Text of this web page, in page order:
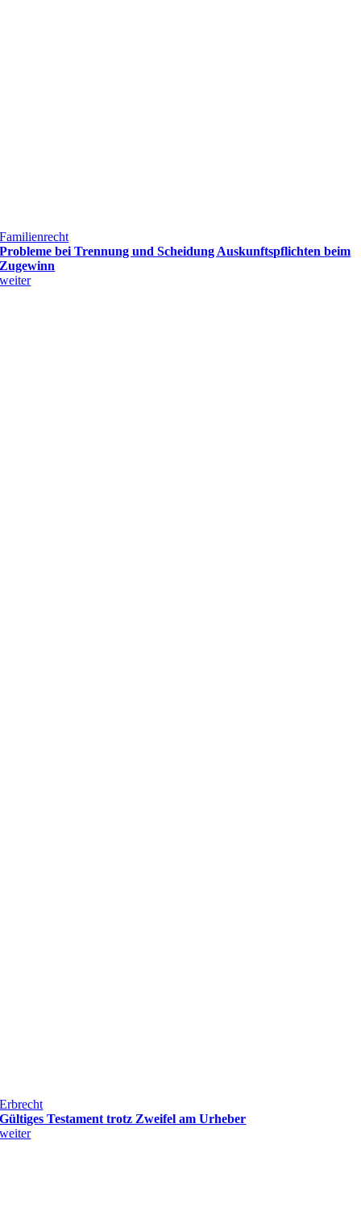
Familienrecht
Probleme bei Trennung und Scheidung Auskunftspflichten beim
Zugewinn
weiter
Erbrecht
Gültiges Testament trotz Zweifel am Urheber
weiter